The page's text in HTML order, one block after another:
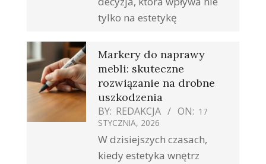
tylko na estetykę
Markery do naprawy
mebli: skuteczne
rozwiązanie na drobne
uszkodzenia
BY: REDAKCJA ON: 17
STYCZNIA, 2026
W dzisiejszych czasach,
kiedy estetyka wnętrz